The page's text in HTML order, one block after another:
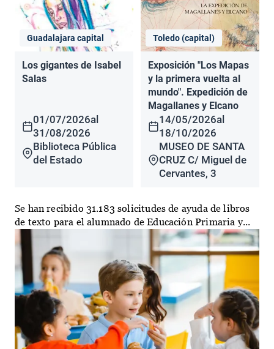
Guadalajara capital
Los gigantes de Isabel
Salas
01/07/2026al
31/08/2026
Biblioteca Pública
del Estado
Toledo (capital)
Exposición "Los Mapas
y la primera vuelta al
mundo". Expedición de
Magallanes y Elcano
14/05/2026al
18/10/2026
MUSEO DE SANTA
CRUZ C/ Miguel de
Cervantes, 3
Se han recibido 31.183 solicitudes de ayuda de libros
de texto para el alumnado de Educación Primaria y...